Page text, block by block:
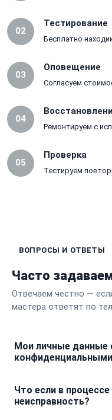
02
Тестирование
Бесплатно
03
Оповещение
Согласуем
04
Ремонтируем с
05
Проверка
Тестируем
ВОПРОСЫ И ОТВЕТЫ
Часто
Отвечаем честно —
мастера ответят по
Мои личные данные
доступ к вашим
не требуется. После
Что если в
неисправность?